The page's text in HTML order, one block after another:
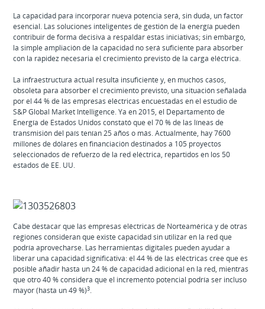
La capacidad para incorporar nueva potencia será, sin duda, un factor
esencial. Las soluciones inteligentes de gestión de la energía pueden
contribuir de forma decisiva a respaldar estas iniciativas; sin embargo,
la simple ampliación de la capacidad no será suficiente para absorber
con la rapidez necesaria el crecimiento previsto de la carga eléctrica.
La infraestructura actual resulta insuficiente y, en muchos casos,
obsoleta para absorber el crecimiento previsto, una situación señalada
por el 44 % de las empresas eléctricas encuestadas en el estudio de
S&P Global Market Intelligence. Ya en 2015, el Departamento de
Energía de Estados Unidos constató que el 70 % de las líneas de
transmisión del país tenían 25 años o más. Actualmente, hay 7600
millones de dólares en financiación destinados a 105 proyectos
seleccionados de refuerzo de la red eléctrica, repartidos en los 50
estados de EE. UU.
Cabe destacar que las empresas eléctricas de Norteamérica y de otras
regiones consideran que existe capacidad sin utilizar en la red que
podría aprovecharse. Las herramientas digitales pueden ayudar a
liberar una capacidad significativa: el 44 % de las eléctricas cree que es
posible añadir hasta un 24 % de capacidad adicional en la red, mientras
que otro 40 % considera que el incremento potencial podría ser incluso
mayor (hasta un 49 %)3.